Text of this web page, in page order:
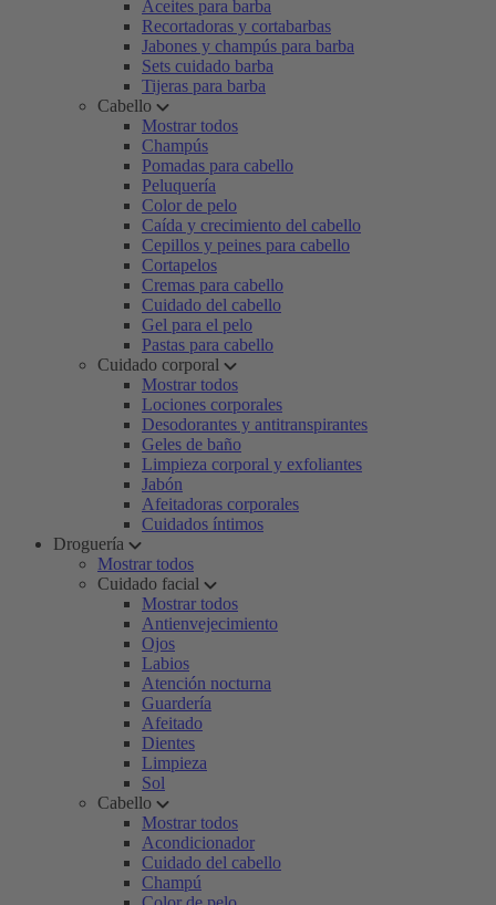
Aceites para barba
Recortadoras y cortabarbas
Jabones y champús para barba
Sets cuidado barba
Tijeras para barba
Cabello
Mostrar todos
Champús
Pomadas para cabello
Peluquería
Color de pelo
Caída y crecimiento del cabello
Cepillos y peines para cabello
Cortapelos
Cremas para cabello
Cuidado del cabello
Gel para el pelo
Pastas para cabello
Cuidado corporal
Mostrar todos
Lociones corporales
Desodorantes y antitranspirantes
Geles de baño
Limpieza corporal y exfoliantes
Jabón
Afeitadoras corporales
Cuidados íntimos
Droguería
Mostrar todos
Cuidado facial
Mostrar todos
Antienvejecimiento
Ojos
Labios
Atención nocturna
Guardería
Afeitado
Dientes
Limpieza
Sol
Cabello
Mostrar todos
Acondicionador
Cuidado del cabello
Champú